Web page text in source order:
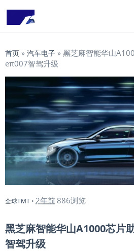
首页 » 汽车电子 » 黑芝麻智能华山
eπ007智驾升级
全球TMT • 2年前886浏览
黑芝麻智能华山A1000芯片
智驾升级